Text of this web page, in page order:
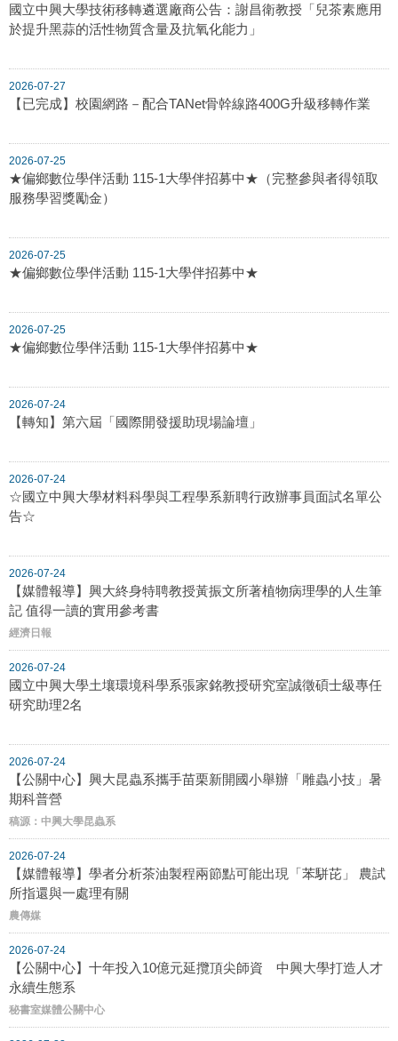
國立中興大學技術移轉遴選廠商公告：謝昌衛教授「兒茶素應用
於提升黑蒜的活性物質含量及抗氧化能力」
2026-07-27
【已完成】校園網路－配合TANet骨幹線路400G升級移轉作業
2026-07-25
★偏鄉數位學伴活動 115-1大學伴招募中★（完整參與者得領取
服務學習獎勵金）
2026-07-25
★偏鄉數位學伴活動 115-1大學伴招募中★
2026-07-25
★偏鄉數位學伴活動 115-1大學伴招募中★
2026-07-24
【轉知】第六屆「國際開發援助現場論壇」
2026-07-24
☆國立中興大學材料科學與工程學系新聘行政辦事員面試名單公
告☆
2026-07-24
【媒體報導】興大終身特聘教授黃振文所著植物病理學的人生筆
記 值得一讀的實用參考書
經濟日報
2026-07-24
國立中興大學土壤環境科學系張家銘教授研究室誠徵碩士級專任
研究助理2名
2026-07-24
【公關中心】興大昆蟲系攜手苗栗新開國小舉辦「雕蟲小技」暑
期科普營
稿源：中興大學昆蟲系
2026-07-24
【媒體報導】學者分析茶油製程兩節點可能出現「苯駢芘」 農試
所指還與一處理有關
農傳媒
2026-07-24
【公關中心】十年投入10億元延攬頂尖師資 中興大學打造人才
永續生態系
秘書室媒體公關中心